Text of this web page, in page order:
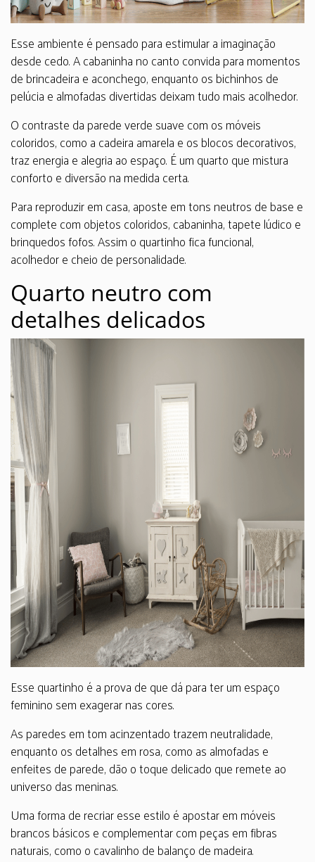
Esse ambiente é pensado para estimular a imaginação
desde cedo. A cabaninha no canto convida para momentos
de brincadeira e aconchego, enquanto os bichinhos de
pelúcia e almofadas divertidas deixam tudo mais acolhedor.
O contraste da parede verde suave com os móveis
coloridos, como a cadeira amarela e os blocos decorativos,
traz energia e alegria ao espaço. É um quarto que mistura
conforto e diversão na medida certa.
Para reproduzir em casa, aposte em tons neutros de base e
complete com objetos coloridos, cabaninha, tapete lúdico e
brinquedos fofos. Assim o quartinho fica funcional,
acolhedor e cheio de personalidade.
Quarto neutro com
detalhes delicados
Esse quartinho é a prova de que dá para ter um espaço
feminino sem exagerar nas cores.
As paredes em tom acinzentado trazem neutralidade,
enquanto os detalhes em rosa, como as almofadas e
enfeites de parede, dão o toque delicado que remete ao
universo das meninas.
Uma forma de recriar esse estilo é apostar em móveis
brancos básicos e complementar com peças em fibras
naturais, como o cavalinho de balanço de madeira.